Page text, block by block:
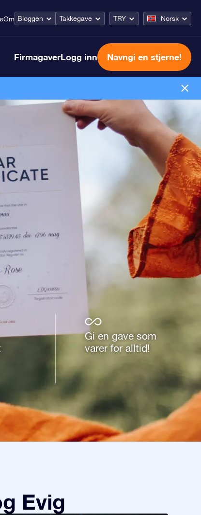
Om Bloggen Takkegave TRY Norsk
FirmagaverLogg inn Navngi en stjerne!
Gi en gave som
varer for alltid!
Evig